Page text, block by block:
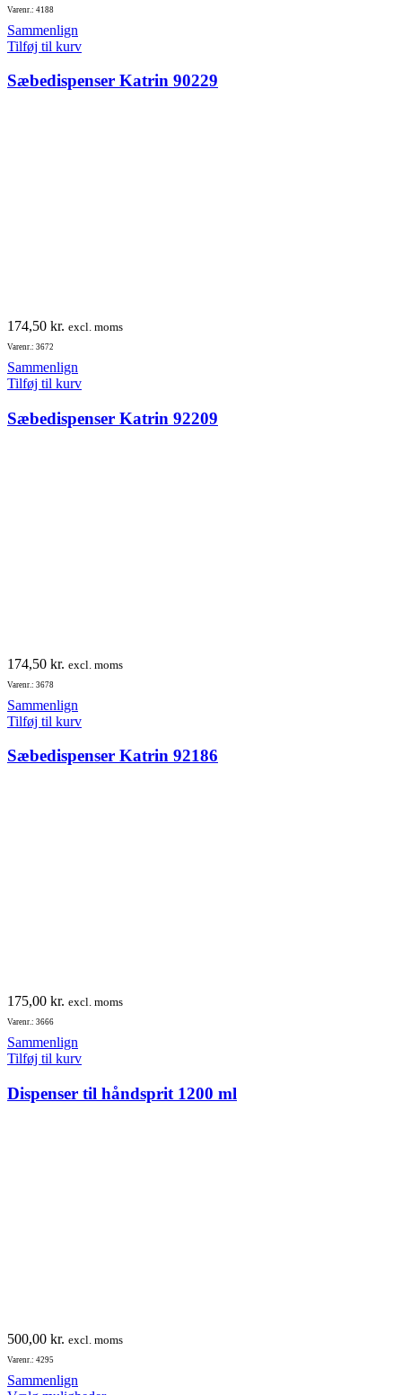
Varenr.: 4188
Sammenlign
Tilføj til kurv
Sæbedispenser Katrin 90229
174,50 kr. excl. moms
Varenr.: 3672
Sammenlign
Tilføj til kurv
Sæbedispenser Katrin 92209
174,50 kr. excl. moms
Varenr.: 3678
Sammenlign
Tilføj til kurv
Sæbedispenser Katrin 92186
175,00 kr. excl. moms
Varenr.: 3666
Sammenlign
Tilføj til kurv
Dispenser til håndsprit 1200 ml
500,00 kr. excl. moms
Varenr.: 4295
Sammenlign